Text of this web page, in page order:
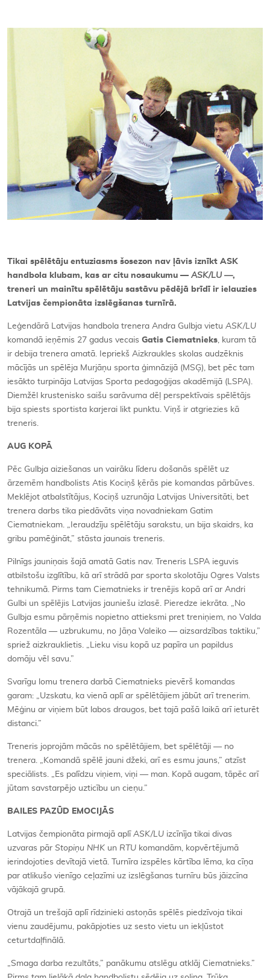
Tikai spēlētāju entuziasms šosezon nav ļāvis iznīkt ASK
handbola klubam, kas ar citu nosaukumu — ASK/LU —,
treneri un mainītu spēlētāju sastāvu pēdējā brīdī ir ielauzies
Latvijas čempionāta izslēgšanas turnīrā.
Leģendārā Latvijas handbola trenera Andra Gulbja vietu ASK/LU
komandā ieņēmis 27 gadus vecais Gatis Ciematnieks, kuram tā
ir debija trenera amatā. Iepriekš Aizkraukles skolas audzēknis
mācījās un spēlēja Murjāņu sporta ģimnāzijā (MSĢ), bet pēc tam
iesākto turpināja Latvijas Sporta pedagoģijas akadēmijā (LSPA).
Diemžēl krustenisko saišu sarāvuma dēļ perspektīvais spēlētājs
bija spiests sportista karjerai likt punktu. Viņš ir atgriezies kā
treneris.
AUG KOPĀ
Pēc Gulbja aiziešanas un vairāku līderu došanās spēlēt uz
ārzemēm handbolists Atis Kociņš ķērās pie komandas pārbūves.
Meklējot atbalstītājus, Kociņš uzrunāja Latvijas Universitāti, bet
trenera darbs tika piedāvāts viņa novadniekam Gatim
Ciematniekam. „Ieraudzīju spēlētāju sarakstu, un bija skaidrs, ka
gribu pamēģināt,” stāsta jaunais treneris.
Pilnīgs jauniņais šajā amatā Gatis nav. Treneris LSPA ieguvis
atbilstošu izglītību, kā arī strādā par sporta skolotāju Ogres Valsts
tehnikumā. Pirms tam Ciematnieks ir trenējis kopā arī ar Andri
Gulbi un spēlējis Latvijas jauniešu izlasē. Pieredze iekrāta. „No
Gulbja esmu pārņēmis nopietno attieksmi pret treniņiem, no Valda
Rozentāla — uzbrukumu, no Jāņa Valeiko — aizsardzības taktiku,”
spriež aizkrauklietis. „Lieku visu kopā uz papīra un papildus
domāju vēl savu.”
Svarīgu lomu trenera darbā Ciematnieks pievērš komandas
garam: „Uzskatu, ka vienā aplī ar spēlētājiem jābūt arī trenerim.
Mēģinu ar viņiem būt labos draugos, bet tajā pašā laikā arī ieturēt
distanci.”
Treneris joprojām mācās no spēlētājiem, bet spēlētāji — no
trenera. „Komandā spēlē jauni džeki, arī es esmu jauns,” atzīst
speciālists. „Es palīdzu viņiem, viņi — man. Kopā augam, tāpēc arī
jūtam savstarpējo uzticību un cieņu.”
BAILES PAZŪD EMOCIJĀS
Latvijas čempionāta pirmajā aplī ASK/LU izcīnīja tikai divas
uzvaras pār Stopiņu NHK un RTU komandām, kopvērtējumā
ierindojoties devītajā vietā. Turnīra izspēles kārtība lēma, ka cīņa
par atlikušo vienīgo ceļazīmi uz izslēgšanas turnīru būs jāizcīna
vājākajā grupā.
Otrajā un trešajā aplī rīdzinieki astoņās spēlēs piedzīvoja tikai
vienu zaudējumu, pakāpjoties uz sesto vietu un iekļūstot
ceturtdaļfinālā.
„Smaga darba rezultāts,” panākumu atslēgu atklāj Ciematnieks.”